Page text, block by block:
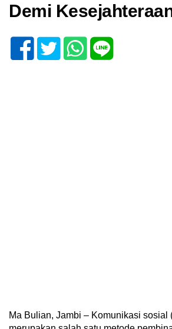
Demi
Ma Bulian, Jambi – Komunikasi sosial